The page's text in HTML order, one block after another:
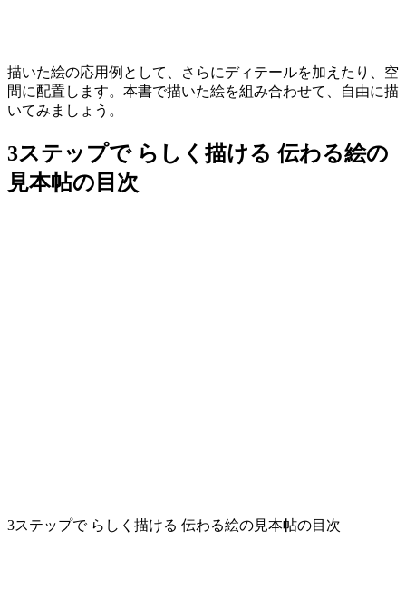
描いた絵の応用例として、さらにディテールを加えたり、空
間に配置します。本書で描いた絵を組み合わせて、自由に描
いてみましょう。
3ステップで らしく描ける 伝わる絵の
見本帖の目次
3ステップで らしく描ける 伝わる絵の見本帖の目次